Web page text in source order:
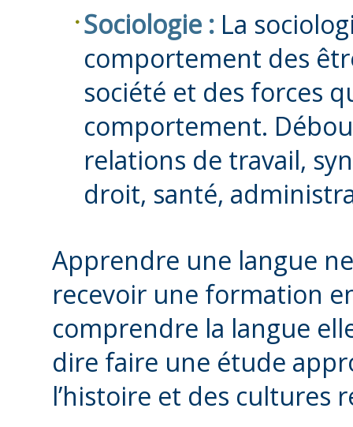
Sociologie : La
comportement des
société et des forces
comportement.
relations de travail,
droit, santé,
Apprendre une langue
recevoir une formation
comprendre la langue
dire faire une étude
l’histoire et des cultures